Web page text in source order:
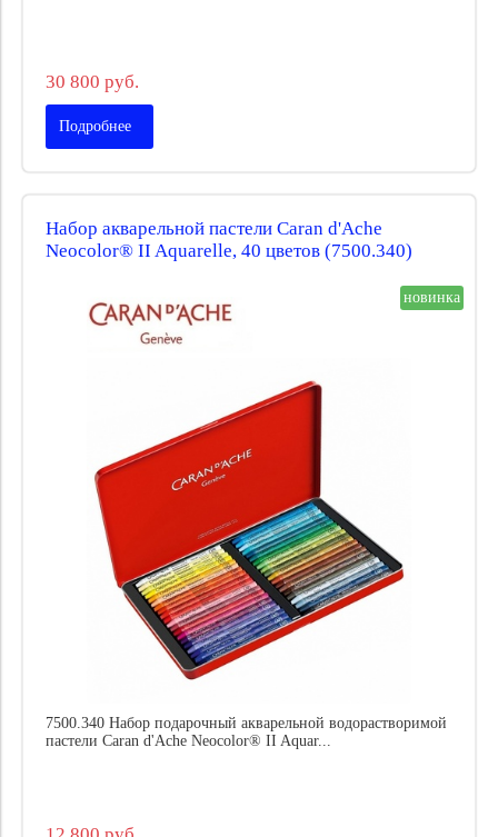
30 800 руб.
Подробнее
Набор акварельной пастели Caran d'Ache
Neocolor® II Aquarelle, 40 цветов (7500.340)
новинка
7500.340 Набор подарочный акварельной водорастворимой
пастели Caran d'Ache Neocolor® II Aquar...